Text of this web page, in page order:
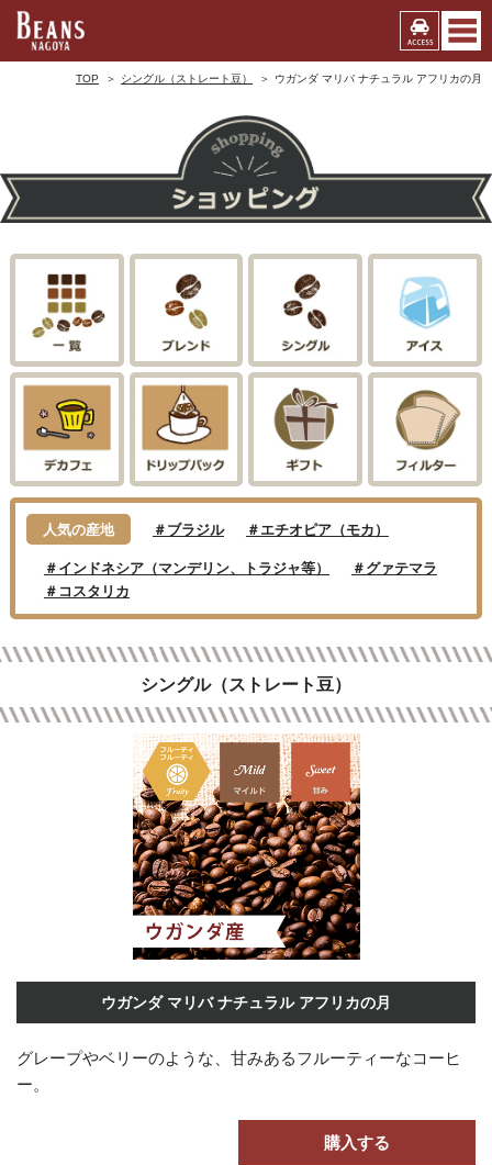
TOP シングル（ストレート豆） ウガンダ マリバ ナチュラル アフリカの月
人気の産地 ＃ブラジル ＃エチオピア（モカ）
＃インドネシア（マンデリン、トラジャ等）
＃グァテマラ
＃コスタリカ
シングル（ストレート豆）
ウガンダ マリバ ナチュラル アフリカの月
グレープやベリーのような、甘みあるフルーティーなコーヒ
ー。
購入する